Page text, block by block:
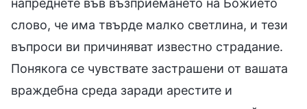
слово, че има твърде малко светлина, и тези
въпроси ви причиняват известно страдание.
Понякога се чувствате застрашени от вашата
враждебна среда заради арестите и